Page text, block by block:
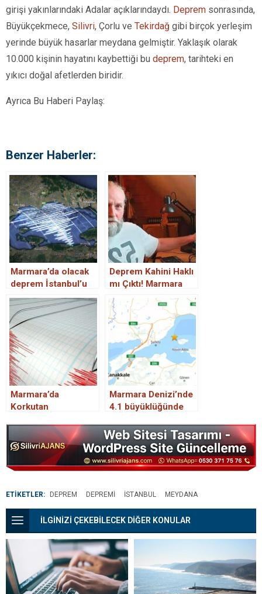
girişi yakınlarındaki Adalar açıklarındaydı. Deprem sonrasında,
Büyükçekmece, Silivri, Çorlu ve Tekirdağ gibi birçok yerleşim
yerinde büyük hasarlar meydana gelmiştir. Yaklaşık olarak
10.000 kişinin hayatını kaybettiği bu deprem, tarihteki en
yıkıcı doğal afetlerden biridir.
Ayrıca Bu Haberi Paylaş:
Benzer Haberler:
Marmara’da olacak
deprem İstanbul’u
nasıl etkiler?
Deprem uzmanı
Prof. Dr. Okan
Tüysüz’den 4 ayrı
İstanbul depremi
senaryosu
Deprem Kahini Haklı
mı Çıktı! Marmara
Denizi’nin Ardından
Akdeniz’de de
Sallandı!
Marmara’da
Korkutan
Geceden Sonra
Bugün De Deprem
Marmara Denizi’nde
4.1 büyüklüğünde
ETİKETLER: DEPREM DEPREMI ISTANBUL MEYDANA
İLGİNİZİ ÇEKEBİLECEK DİĞER KONULAR